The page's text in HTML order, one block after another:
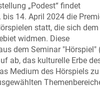
„Podest“ findet
bis 14. April 2024 die
statt, die sich
widmen. Diese
dem Seminar "Hörspiel"
ab, das kulturelle Erbe
Medium des Hörspiels zu